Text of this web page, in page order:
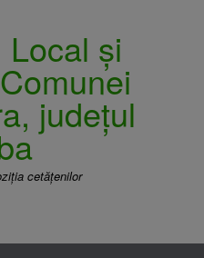
și
județul
cetățenilor